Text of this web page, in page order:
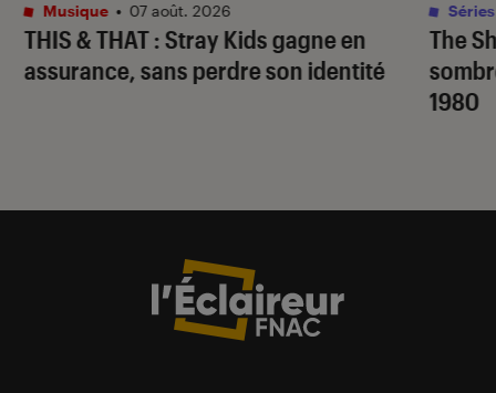
THIS & THAT: Stray Kids gagne en
assurance, sans perdre son identité
Musique • 07 août. 2026
The
1980
Séries